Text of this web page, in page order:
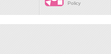
Policy